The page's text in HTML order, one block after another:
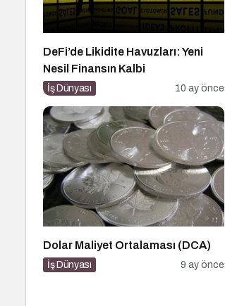
DeFi’de Likidite Havuzları: Yeni
Nesil Finansın Kalbi
İş Dünyası 10 ay önce
Dolar Maliyet Ortalaması (DCA)
İş Dünyası 9 ay önce